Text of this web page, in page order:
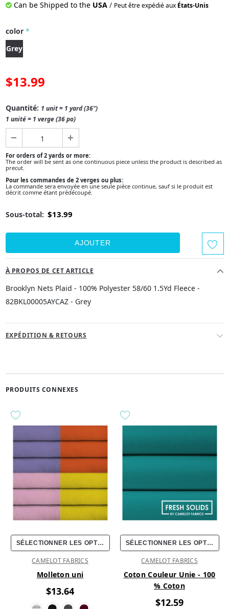
Can be Shipped to the USA/ Peut être expédié aux États-Unis
color *
Grey
$13.99
Quantité: 1 unit = 1 yard (36")
1 unité = 1 verge (36 po)
For orders of 2 yards or more:
The order will be sent as one continuous piece unless the product is described as
precut.
Pour les commandes de 2 verges ou plus:
La commande sera envoyée en une seule pièce continue, sauf si le produit est
décrit comme étant prédécoupé.
Sous-total: $13.99
À PROPOS DE CET ARTICLE
Brooklyn Nets Plaid - 100% Polyester 58/60 1.5Yd Fleece -
82BKL00005AYCAZ - Grey
EXPÉDITION & RETOURS
PRODUITS CONNEXES
SÉLECTIONNER LES OPTIONS
CAMELOT FABRICS
Molleton uni
$13.64
SÉLECTIONNER LES OPTIONS
CAMELOT FABRICS
Coton Couleur Unie - 100
% Coton
$12.59